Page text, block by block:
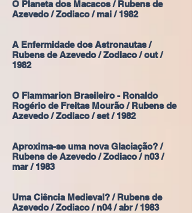
O Planeta dos Macacos / Rubens de
Azevedo / Zodiaco / mai / 1982
A Enfermidade dos Astronautas /
Rubens de Azevedo / Zodiaco / out /
1982
O Flammarion Brasileiro - Ronaldo
Rogério de Freitas Mourão / Rubens de
Azevedo / Zodiaco / set / 1982
Aproxima-se uma nova Glaciação? /
Rubens de Azevedo / Zodiaco / n03 /
mar / 1983
Uma Ciência Medieval? / Rubens de
Azevedo / Zodiaco / n04 / abr / 1983